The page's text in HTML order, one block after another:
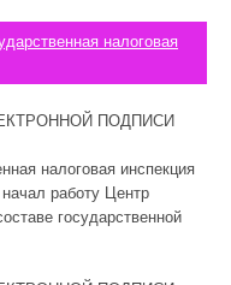
налоговая
ПОДПИСИ
налоговая инспекция
работу Центр
государственной